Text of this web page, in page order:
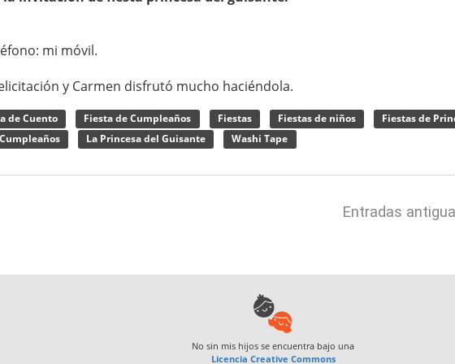
mi móvil.
y Carmen disfrutó mucho haciéndola.
de Cuento Fiesta de Cumpleaños Fiestas Fiestas de niños
Fiestas de
La Princesa del Guisante Washi Tape
Entradas
No sin mis hijos se encuentra bajo una
Licencia Creative Commons